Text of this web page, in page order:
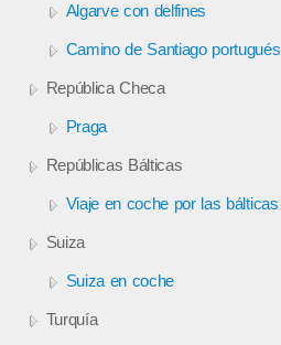
Algarve con delfines
Camino de Santiago portugués
República Checa
Praga
Repúblicas Bálticas
Viaje en coche por las bálticas
Suiza
Suiza en coche
Turquía